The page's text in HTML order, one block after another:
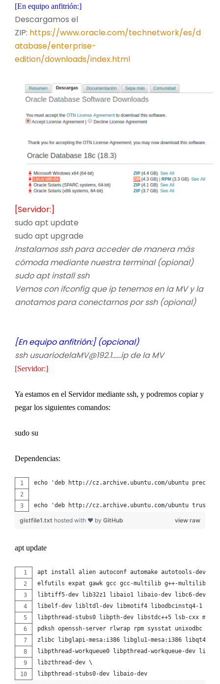
[En equipo anfitrión:]
Descargamos el
ZIP: https://www.oracle.com/technetwork/es/d
atabase/enterprise-
edition/downloads/index.html
[Servidor:]
sudo apt update
sudo apt upgrade
Instalamos ssh para acceder de manera más
cómoda mediante nuestra terminal (opional)
sudo apt install ssh
Vemos con ifconfig que ip tenemos en la MV y la
anotamos para conectarnos por ssh (opional)
[En equipo anfitrión:] (opcional)
ssh usuariodelaMV@192.1……ip de la MV
[Servidor:]
Ya estamos en el Servidor mediante ssh, y podremos copiar y
pegar los siguientes comandos:
sudo su
Dependencias:
echo 'deb http://cz.archive.ubuntu.com/ubuntu
echo 'deb http://cz.archive.ubuntu.com/ubuntu
view raw
gistfile1.txt hosted with ❤ by GitHub
apt update
apt install alien autoconf automake autotools-dev
elfutils expat gawk gcc gcc-multilib g++-multilib
libtiff5-dev lib32z1 libaio1 libaio-dev libc6-dev
libelf-dev libltdl-dev libmotif4 libodbcinstq4-1
libpthread-stubs0 libpth-dev libstdc++5 lsb-cxx make
pdksh openssh-server rlwrap rpm sysstat unixodbc
zlibc libglapi-mesa:i386 libglu1-mesa:i386 libqt4-
libpthread-workqueue0 libpthread-workqueue-dev
libzthread-dev \
libpthread-stubs0-dev libaio-dev